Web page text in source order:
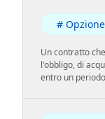
#
Un contratto
l'obbligo, di
entro un